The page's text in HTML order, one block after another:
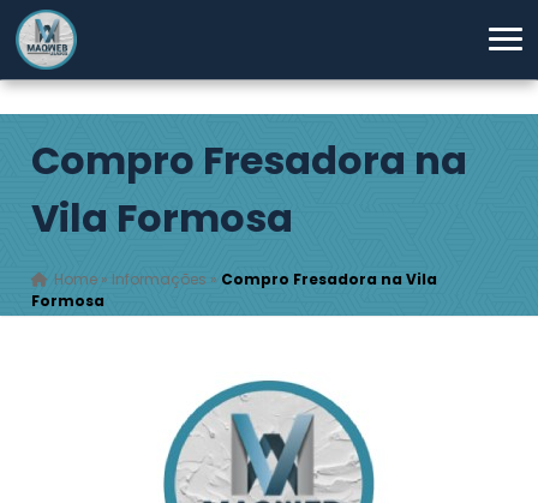
Compro Fresadora na
Vila Formosa
Home » Informações » Compro Fresadora na Vila
Formosa